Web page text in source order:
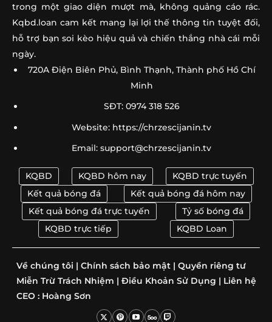
trong một giao diện mượt mà, không quảng cáo rác.
Kqbd.loan cam kết mang lại lợi thế thông tin tuyệt đối,
hỗ trợ bạn soi kèo hiệu quả và chiến thắng nhà cái mỗi
ngày.
720A Điện Biên Phủ, Bình Thạnh, Thành phố Hồ Chí
Minh
SĐT: 0974 318 526
Website: https://chrzescijanin.tv
Email:support@chrzescijanin.tv
KQBD KQBD hôm nay
KQBD trực tuyến
Kết quả bóng đá
Kết quả bóng đá hôm nay
Kết quả bóng đá trực tuyến
Tỷ số bóng đá
KQBD trực tiếp
KQBD Loan
Về chúng tôi | Chính sách bảo mật| Quyền riêng tư
Miễn Trừ Trách Nhiệm | Điều Khoản Sử Dụng | Liên hệ
CEO : Hoàng Sơn